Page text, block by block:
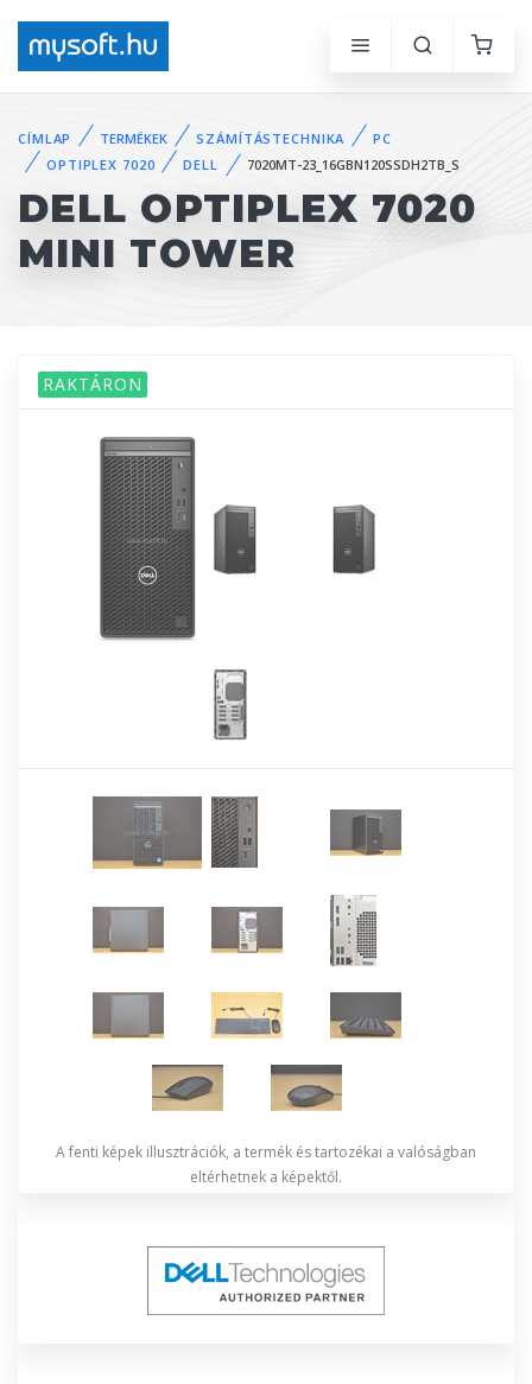
CÍMLAP TERMÉKEK SZÁMÍTÁSTECHNIKA
PC
OPTIPLEX 7020
DELL 7020MT-23_16GBN120SSDH2TB_S
DELL OPTIPLEX 7020
MINI TOWER
RAKTÁRON
A fenti képek illusztrációk, a termék és tartozékai a valóságban
eltérhetnek a képektől.